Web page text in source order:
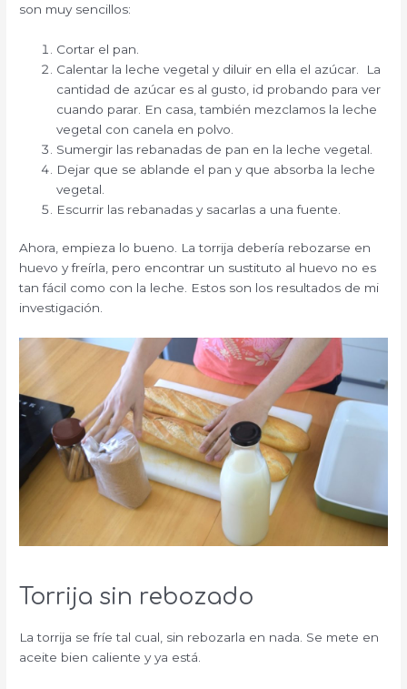
son muy sencillos:
Cortar el pan.
Calentar la leche vegetal y diluir en ella el azúcar. La
cantidad de azúcar es al gusto, id probando para ver
cuando parar. En casa, también mezclamos la leche
vegetal con canela en polvo.
Sumergir las rebanadas de pan en la leche vegetal.
Dejar que se ablande el pan y que absorba la leche
vegetal.
Escurrir las rebanadas y sacarlas a una fuente.
Ahora, empieza lo bueno. La torrija debería rebozarse en
huevo y freírla, pero encontrar un sustituto al huevo no es
tan fácil como con la leche. Estos son los resultados de mi
investigación.
Torrija sin rebozado
La torrija se fríe tal cual, sin rebozarla en nada. Se mete en
aceite bien caliente y ya está.